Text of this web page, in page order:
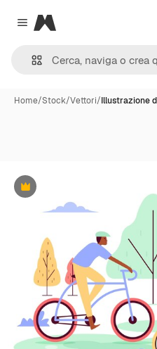
Close menu
Magnific
Home/Stock/Vettori/Illustrazione
Premium